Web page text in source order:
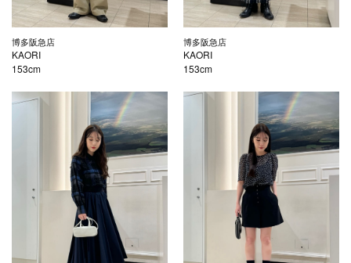
博多阪急店
KAORI
153cm
博多阪急店
KAORI
153cm